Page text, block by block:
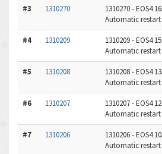
#3 1310270
1310270 - EOS4
Automatic restart
#4 1310209
1310209 - EOS4
Automatic restart
#5 1310208
1310208 - EOS4
Automatic restart
#6 1310207
1310207 - EOS4
Automatic restart
#7 1310206
1310206 - EOS4
Automatic restart